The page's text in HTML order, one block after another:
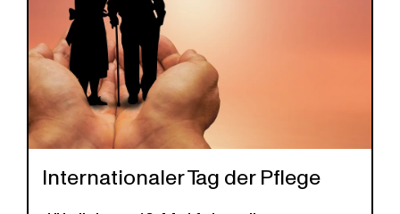
Internationaler Tag der Pflege